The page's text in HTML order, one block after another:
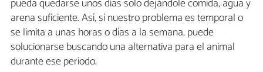
arena suficiente. Así, si nuestro problema es temporal o
se limita a unas horas o días a la semana, puede
solucionarse buscando una alternativa para el animal
durante ese periodo.